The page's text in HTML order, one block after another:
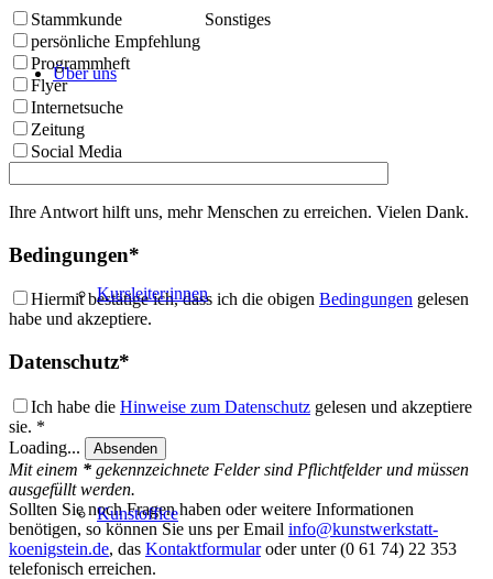
Über uns
Kursleiter:innen
Kunstoffice
Stammkunde
persönliche Empfehlung
Programmheft
Flyer
Internetsuche
Zeitung
Social Media
Sonstiges
Ihre Antwort hilft uns, mehr Menschen zu erreichen. Vielen Dank.
Bedingungen*
Hiermit bestätige ich, dass ich die obigen Bedingungen gelesen
habe und akzeptiere.
Datenschutz*
Ich habe die Hinweise zum Datenschutz gelesen und akzeptiere
sie. *
Loading...
Mit einem * gekennzeichnete Felder sind Pflichtfelder und müssen
ausgefüllt werden.
Sollten Sie noch Fragen haben oder weitere Informationen
benötigen, so können Sie uns per Email info@kunstwerkstatt-
koenigstein.de, das Kontaktformularoder unter (0 61 74) 22 353
telefonisch erreichen.